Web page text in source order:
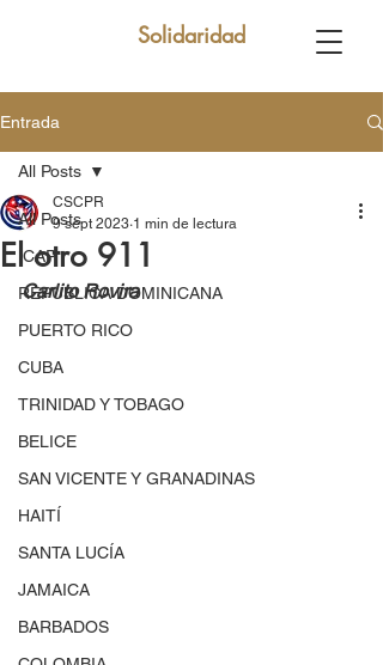
Solidaridad
Entrada
All Posts
ICAP
REPUBLICA DOMINICANA
PUERTO RICO
CUBA
TRINIDAD Y TOBAGO
BELICE
SAN VICENTE Y GRANADINAS
HAITÍ
SANTA LUCÍA
JAMAICA
BARBADOS
All Posts
El otro 911
CSCPR
9 sept 2023 1 min de lectura
Carlito Rovira